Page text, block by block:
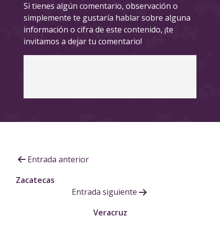
Si tienes algún comentario, observación o
simplemente te gustaría hablar sobre alguna
información o cifra de este contenido, ¡te
invitamos a dejar tu comentario!
Navegación
de
Entrada anterior
Zacatecas
Entrada siguiente
Veracruz